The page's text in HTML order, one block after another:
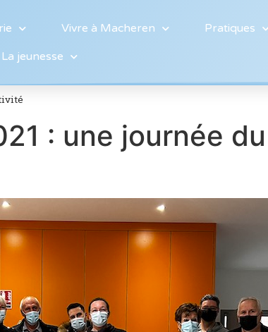
Vivre à Macheren
Pratiques
La jeunesse
: une journée